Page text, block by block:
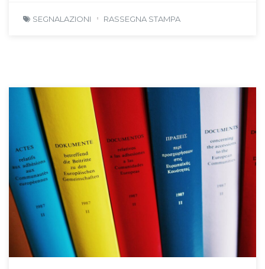
SEGNALAZIONI RASSEGNA STAMPA